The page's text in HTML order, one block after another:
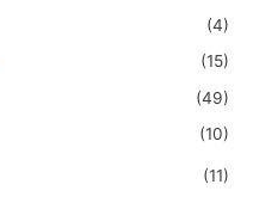
(4)
(15)
(49)
(10)
(11)